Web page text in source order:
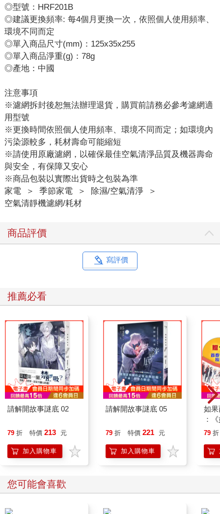
◎型號：HRF201B
◎建議更換頻率: 每4個月更換一次，依照個人使用頻率、
環境不同而定
◎單入商品尺寸(mm)：125x35x255
◎單入商品淨重(g)：78g
◎產地：中國
注意事項
※濾網拆封後恕無法辦理退貨，購買前請務必參考濾網適
用型號
※更換時間依照個人使用頻率、環境不同而定；如環境內
污染源較多，耗材壽命可能縮短
※請使用原廠濾網，以確保最佳空氣清淨品質及機器壽命
與安全，有保障又安心
※商品包裝以實際出貨時之包裝為準
家電
＞ 季節家電 ＞ 除濕/空氣清淨
＞
空氣清靜機濾網/耗材
商品評價
寫評價
推薦必看
請解開故事謎底 02
79 折 特價 213 元
加入購物車
請解開故事謎底 05
79 折 特價 221 元
加入購物車
如
：
喵
79 折
您可能會喜歡